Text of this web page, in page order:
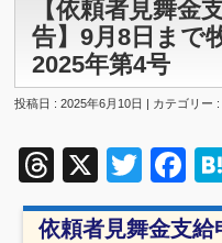
【依頼者見舞金
告】9月8日まで
2025年第4号
投稿日 : 2025年6月10日 | カテゴリー :
Threads
X
依頼者見舞金支